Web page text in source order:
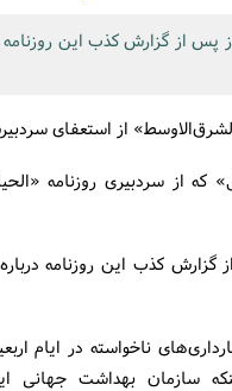
از گزارش کذب این روزنامه
از استعفای
از سردبیری روزنامه
کذب این روزنامه درباره
ناخواسته در ایام
سازمان بهداشت جهانی